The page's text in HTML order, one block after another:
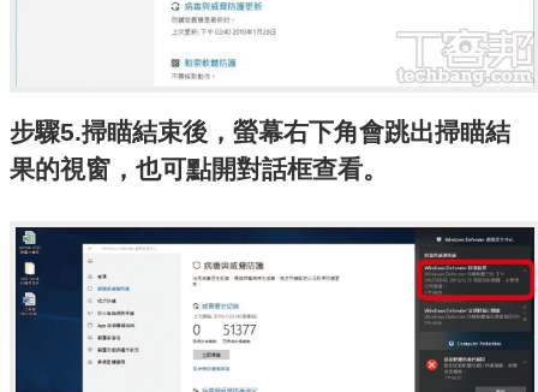
步驟5.掃瞄結束後，螢幕右下角會跳出掃瞄結
果的視窗，也可點開對話框查看。